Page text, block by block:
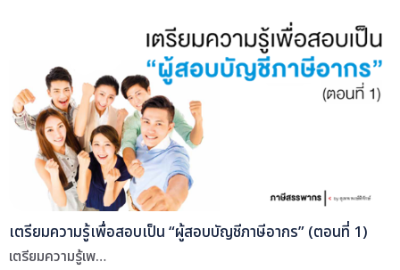
เตรียมความรู้เพื่อสอบเป็น “ผู้สอบบัญชีภาษีอากร” (ตอนที่ 1)
เตรียมความรู้เพ…